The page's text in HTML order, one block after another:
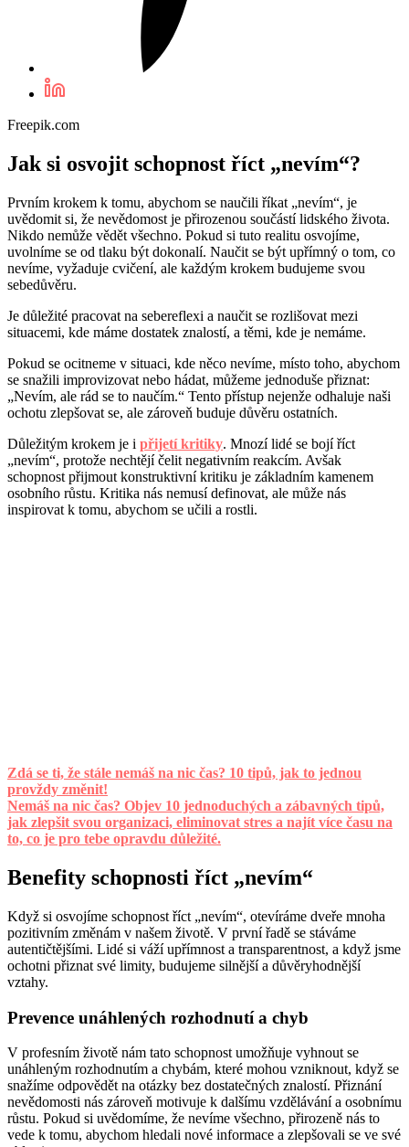
Freepik.com
Jak si osvojit schopnost říct „nevím“?
Prvním krokem k tomu, abychom se naučili říkat „nevím“, je
uvědomit si, že nevědomost je přirozenou součástí lidského života.
Nikdo nemůže vědět všechno. Pokud si tuto realitu osvojíme,
uvolníme se od tlaku být dokonalí. Naučit se být upřímný o tom, co
nevíme, vyžaduje cvičení, ale každým krokem budujeme svou
sebedůvěru.
Je důležité pracovat na sebereflexi a naučit se rozlišovat mezi
situacemi, kde máme dostatek znalostí, a těmi, kde je nemáme.
Pokud se ocitneme v situaci, kde něco nevíme, místo toho, abychom
se snažili improvizovat nebo hádat, můžeme jednoduše přiznat:
„Nevím, ale rád se to naučím.“ Tento přístup nejenže odhaluje naši
ochotu zlepšovat se, ale zároveň buduje důvěru ostatních.
Důležitým krokem je i přijetí kritiky. Mnozí lidé se bojí říct
„nevím“, protože nechtějí čelit negativním reakcím. Avšak
schopnost přijmout konstruktivní kritiku je základním kamenem
osobního růstu. Kritika nás nemusí definovat, ale může nás
inspirovat k tomu, abychom se učili a rostli.
Zdá se ti, že stále nemáš na nic čas? 10 tipů, jak to jednou
provždy změnit!
Nemáš na nic čas? Objev 10 jednoduchých a zábavných tipů,
jak zlepšit svou organizaci, eliminovat stres a najít více času na
to, co je pro tebe opravdu důležité.
Benefity schopnosti říct „nevím“
Když si osvojíme schopnost říct „nevím“, otevíráme dveře mnoha
pozitivním změnám v našem životě. V první řadě se stáváme
autentičtějšími. Lidé si váží upřímnost a transparentnost, a když jsme
ochotni přiznat své limity, budujeme silnější a důvěryhodnější
vztahy.
Prevence unáhlených rozhodnutí a chyb
V profesním životě nám tato schopnost umožňuje vyhnout se
unáhleným rozhodnutím a chybám, které mohou vzniknout, když se
snažíme odpovědět na otázky bez dostatečných znalostí. Přiznání
nevědomosti nás zároveň motivuje k dalšímu vzdělávání a osobnímu
růstu. Pokud si uvědomíme, že nevíme všechno, přirozeně nás to
vede k tomu, abychom hledali nové informace a zlepšovali se ve své